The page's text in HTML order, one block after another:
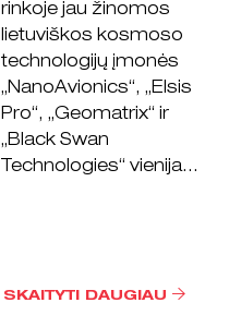
rinkoje jau žinomos
lietuviškos kosmoso
technologijų įmonės
„NanoAvionics“, „Elsis
Pro“, „Geomatrix“ ir
„Black Swan
Technologies“ vienija...
SKAITYTI DAUGIAU